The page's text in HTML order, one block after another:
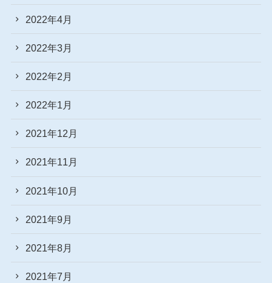
2022年4月
2022年3月
2022年2月
2022年1月
2021年12月
2021年11月
2021年10月
2021年9月
2021年8月
2021年7月